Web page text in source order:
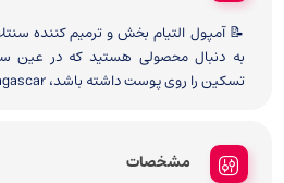
به دنبال محصولی هستید که در عین
تسکین را روی پوست داشته باشد، SKIN1004 Madagascar...
مشخصات